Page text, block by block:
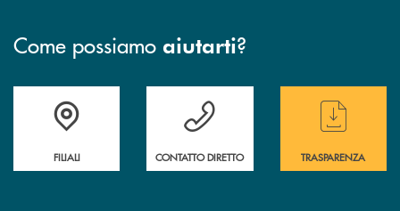
Come possiamo aiutarti?
Trova la filiale più vicina a te
FILIALI
Hai bisogno di assistenza immediata ?
CONTATTO DIRETTO
Hai bisogno di
TRASPARENZA